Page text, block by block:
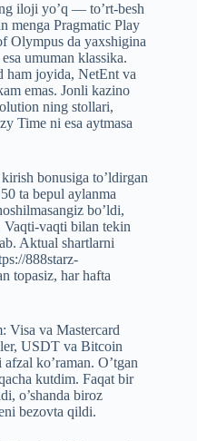
iloji yo’q — to’rt-besh
menga Pragmatic Play
Olympus da yaxshigina
umuman klassika.
ham joyida, NetEnt va
emas. Jonli kazino
ning stollari,
Time ni esa aytmasa
bonusiga to’ldirgan
ta bepul aylanma
bo’ldi,
Vaqti-vaqti bilan tekin
Aktual shartlarni
888starz-
topasiz, har hafta
Visa va Mastercard
USDT va Bitcoin
ko’raman. O’tgan
kutdim. Faqat bir
o’shanda biroz
bezovta qildi.